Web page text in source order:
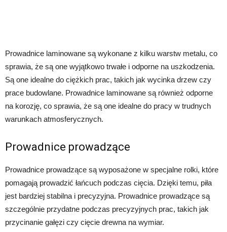
Prowadnice laminowane są wykonane z kilku warstw metalu, co
sprawia, że są one wyjątkowo trwałe i odporne na uszkodzenia.
Są one idealne do ciężkich prac, takich jak wycinka drzew czy
prace budowlane. Prowadnice laminowane są również odporne
na korozję, co sprawia, że są one idealne do pracy w trudnych
warunkach atmosferycznych.
Prowadnice prowadzące
Prowadnice prowadzące są wyposażone w specjalne rolki, które
pomagają prowadzić łańcuch podczas cięcia. Dzięki temu, piła
jest bardziej stabilna i precyzyjna. Prowadnice prowadzące są
szczególnie przydatne podczas precyzyjnych prac, takich jak
przycinanie gałęzi czy cięcie drewna na wymiar.